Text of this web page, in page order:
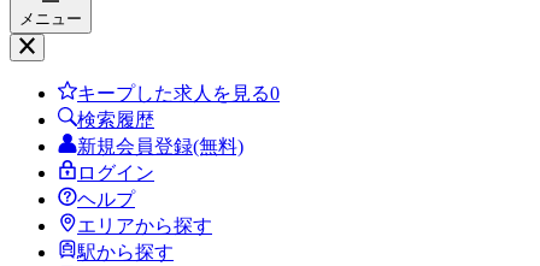
メニュー
キープした求人を見る0
検索履歴
新規会員登録(無料)
ログイン
ヘルプ
エリアから探す
駅から探す